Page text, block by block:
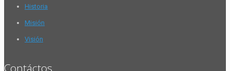
Historia
Misión
Visión
Contáctos